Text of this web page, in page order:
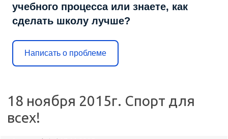
учебного процесса или знаете, как
сделать школу лучше?
Написать о проблеме
18 ноября 2015г. Спорт для
всех!